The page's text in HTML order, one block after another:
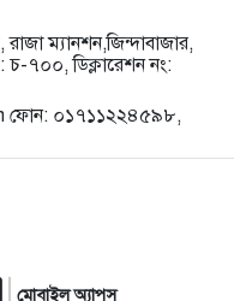
আত্মগোপন, মাজার
যুবক
: প্রায় ৫ শত রোগী
জন্য ১৬২ জন
অংশগ্রহণ নিশ্চিতে
ম্যানশন,জিন্দাবাজার,
চ-৭০০, ডিক্লারেশন নং:
ফোন: ০১৭১১২২৪৫৯৮,
মোবাইল অ্যাপস